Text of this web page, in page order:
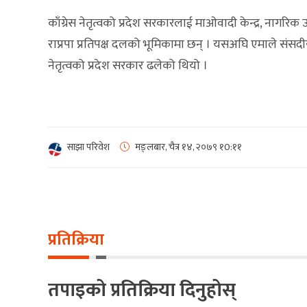
काँग्रेस नेतृत्वको प्रदेश सरकारलाई माओवादी केन्द्र, नागरिक
राप्रपा प्रतिपक्ष दलको भूमिकामा छन् । यसअघि एमाले
नेतृत्वको प्रदेश सरकार ढलेको थियो ।
साझा परिवेश मङ्लबार, चैत्र १४, २०७९ १0:११
प्रतिक्रिया
तपाइको प्रतिक्रिया दिनुहोस्